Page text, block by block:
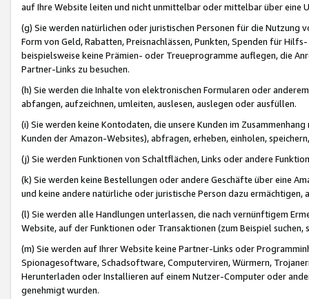
auf Ihre Website leiten und nicht unmittelbar oder mittelbar über eine
(g) Sie werden natürlichen oder juristischen Personen für die Nutzung
Form von Geld, Rabatten, Preisnachlässen, Punkten, Spenden für
beispielsweise keine Prämien- oder Treueprogramme auflegen, die
Partner-Links zu besuchen.
(h) Sie werden die Inhalte von elektronischen Formularen oder
abfangen, aufzeichnen, umleiten, auslesen, auslegen oder ausfüllen.
(i) Sie werden keine Kontodaten, die unsere Kunden im
Kunden der Amazon-Websites), abfragen, erheben, einholen,
(j) Sie werden Funktionen von Schaltflächen, Links oder andere
(k) Sie werden keine Bestellungen oder andere Geschäfte über eine
und keine andere natürliche oder juristische Person dazu
(l) Sie werden alle Handlungen unterlassen, die nach vernünftigem
Website, auf der Funktionen oder Transaktionen (zum Beispiel
(m) Sie werden auf Ihrer Website keine Partner-Links oder
Spionagesoftware, Schadsoftware, Computerviren, Würmern,
Herunterladen oder Installieren auf einem Nutzer-Computer oder
genehmigt wurden.